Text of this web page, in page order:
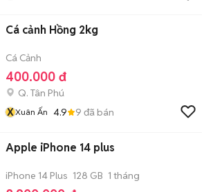
Cá cảnh Hồng 2kg
Cá Cảnh
400.000 đ
Q. Tân Phú
XXuân Ấn 4.9 9 đã bán
Apple iPhone 14 plus
iPhone 14 Plus 128 GB 1 tháng